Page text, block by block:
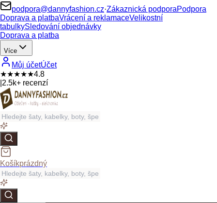
podpora@dannyfashion.cz·Zákaznická podporaPodpora
Doprava a platbaVrácení a reklamaceVelikostní
tabulkySledování objednávky
Doprava a platba
Více
Můj účetÚčet
★★★★★4.8
2.5k+ recenzí
Košíkprázdný